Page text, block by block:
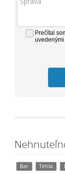
Prečítal
Bar Tehla